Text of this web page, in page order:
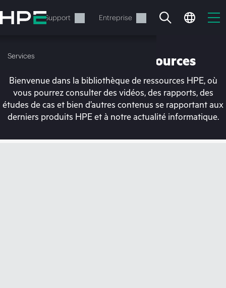
au
contenu
Services Support Entreprise
Services
Votre panier est
Bibliothèque de ressources
Bienvenue dans la bibliothèque de ressources HPE, où
vous pourrez consulter des vidéos, des rapports, des
études de cas et bien d’autres contenus se rapportant aux
derniers produits HPE et à notre actualité informatique.